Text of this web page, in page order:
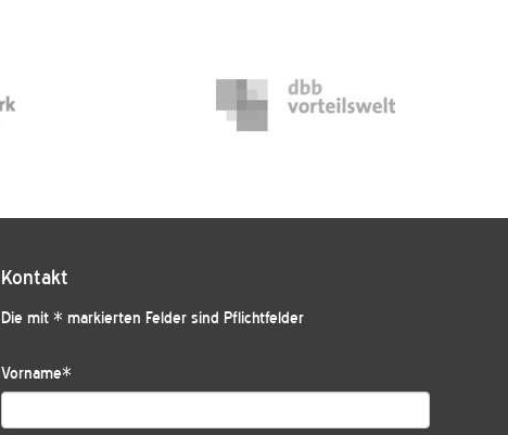
Kontakt
Die mit * markierten Felder sind Pflichtfelder
Vorname*